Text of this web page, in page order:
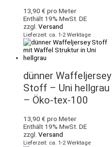
13,90 € pro Meter
Enthält 19% MwSt. DE
zzgl. Versand
Lieferzeit: ca. 1-2 Werktage
dünner Waffeljersey
Stoff – Uni hellgrau
– Öko-tex-100
13,90 € pro Meter
Enthält 19% MwSt. DE
zzgl. Versand
Lieferzeit: ca. 1-2 Werktage